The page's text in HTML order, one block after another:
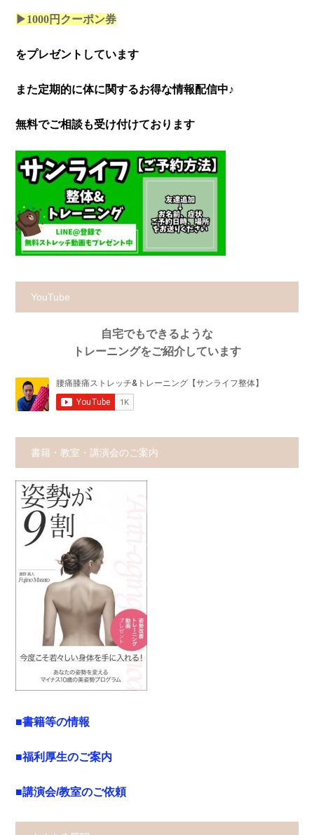
▶1000円クーポン券
をプレゼントしています
また定期的に体に関するお得な情報配信中♪
無料でご相談も受け付けております
YouTube
自宅でもできるような
トレーニングをご紹介しています
書籍・教室・講演会のご案内
■書籍等の情報
■福利厚生のご案内
■講演会/教室のご依頼